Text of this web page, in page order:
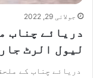
جولائی 29, 2022
دریائے چناب
لیول الرٹ
دریائے چناب کے